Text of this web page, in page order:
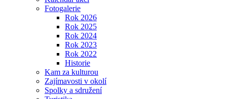
Fotogalerie
Rok 2026
Rok 2025
Rok 2024
Rok 2023
Rok 2022
Historie
Kam za kulturou
Zajímavosti v okolí
Spolky a sdružení